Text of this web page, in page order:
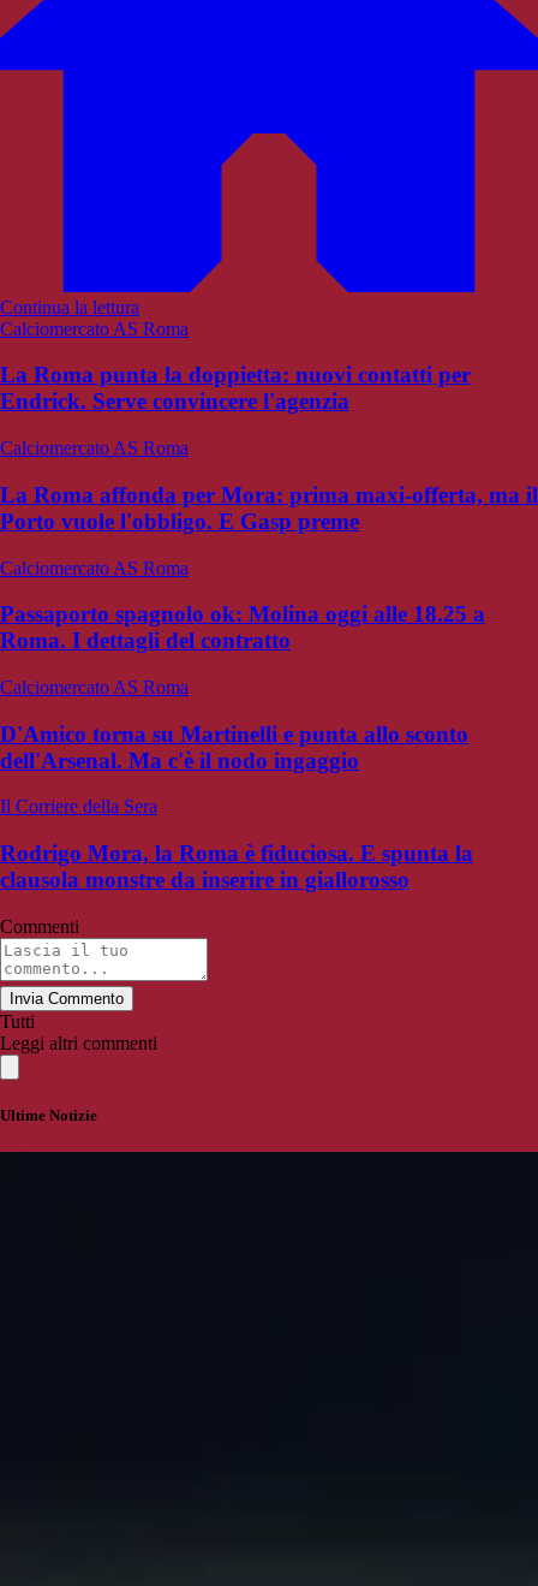
Continua la lettura
Calciomercato AS Roma
La Roma punta la doppietta: nuovi contatti per
Endrick. Serve convincere l'agenzia
Calciomercato AS Roma
La Roma affonda per Mora: prima maxi-offerta, ma il
Porto vuole l'obbligo. E Gasp preme
Calciomercato AS Roma
Passaporto spagnolo ok: Molina oggi alle 18.25 a
Roma. I dettagli del contratto
Calciomercato AS Roma
D'Amico torna su Martinelli e punta allo sconto
dell'Arsenal. Ma c'è il nodo ingaggio
Il Corriere della Sera
Rodrigo Mora, la Roma è fiduciosa. E spunta la
clausola monstre da inserire in giallorosso
Commenti
Invia Commento
Tutti
Leggi altri commenti
Ultime Notizie